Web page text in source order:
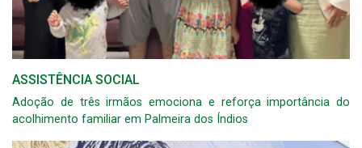
ASSISTÊNCIA SOCIAL
Adoção de três irmãos emociona e reforça importância do
acolhimento familiar em Palmeira dos Índios